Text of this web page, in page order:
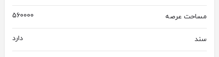
مساحت عرصه 560000
سند دارد